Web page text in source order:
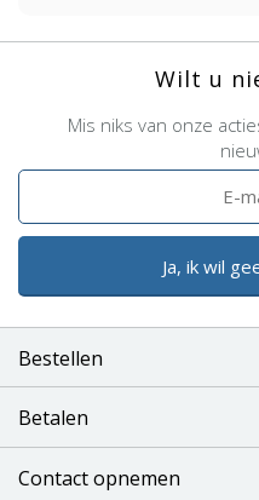
Wilt u
Mis niks van onze
Ja, ik wil
Bestellen
Betalen
Contact opnemen